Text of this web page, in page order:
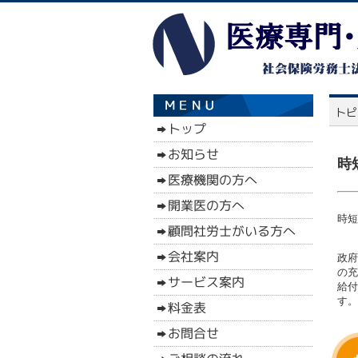
時
時
政
の
給
す。